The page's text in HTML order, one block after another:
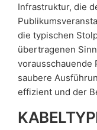
Infrastruktur, die
die typischen
übertragenen
vorausschauende
saubere
effizient und der